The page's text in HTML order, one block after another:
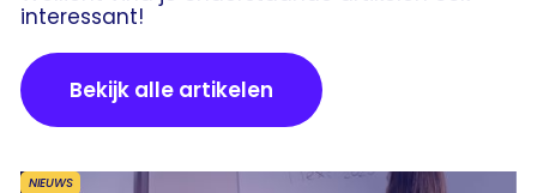
interessant!
Bekijk alle artikelen
NIEUWS